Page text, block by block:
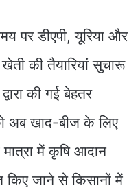
पर डीएपी, यूरिया और
की तैयारियां सुचारू
की गई बेहतर
अब खाद-बीज के लिए
मात्रा में कृषि आदान
किए जाने से किसानों में